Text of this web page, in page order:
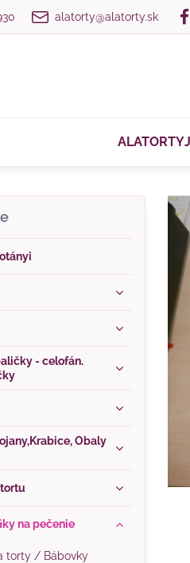
alatorty@alatorty.sk
ALATORTY
- celofán.
Obaly
na pečenie
torty / Bábovky